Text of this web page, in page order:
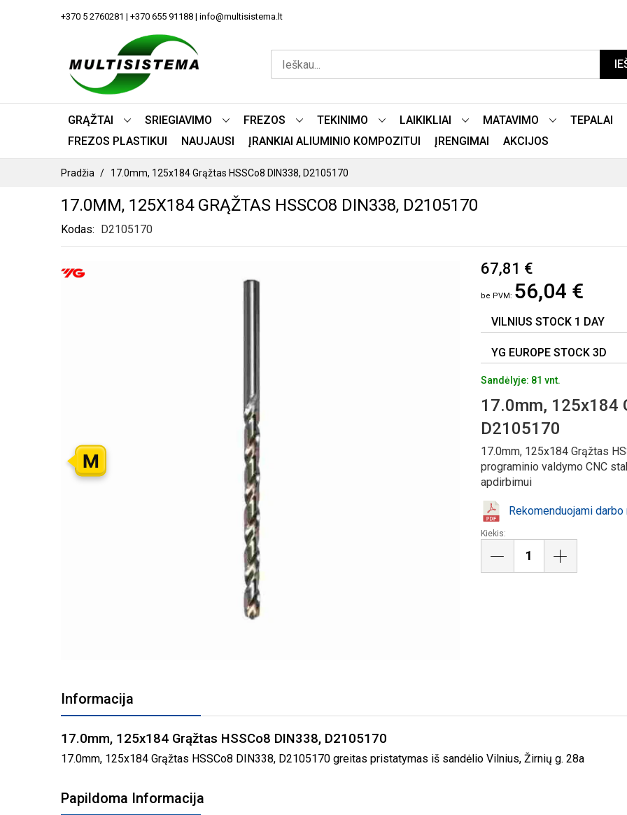
+370 5 2760281 | +370 655 91188 | info@multisistema.lt
GRĄŽTAI SRIEGIAVIMO FREZOS TEKINIMO LAIKIKLIAI MATAVIMO TEPALAI
FREZOS PLASTIKUI
NAUJAUSI ĮRANKIAI ALIUMINIO KOMPOZITUI ĮRENGIMAI AKCIJOS
Pradžia 17.0mm, 125x184 Grąžtas HSSCo8 DIN338, D2105170
17.0MM, 125X184 GRĄŽTAS HSSCO8 DIN338, D2105170
Kodas D2105170
PEREITI
M
PAVEIKSLĖLIŲ
GALERIJOS
67,81 €
56,04 €
VILNIUS STOCK 1 DAY
YG EUROPE STOCK 3D
Sandėlyje: 81 vnt.
17.0mm, 125x184
D2105170
17.0mm, 125x184 Grąžtas
programinio valdymo CNC
apdirbimui
Rekomenduojami darbo
Kiekis:
Informacija
17.0mm, 125x184 Grąžtas HSSCo8 DIN338, D2105170
17.0mm, 125x184 Grąžtas HSSCo8 DIN338, D2105170 greitas pristatymas iš sandėlio Vilnius, Žirnių g. 28a
Papildoma Informacija